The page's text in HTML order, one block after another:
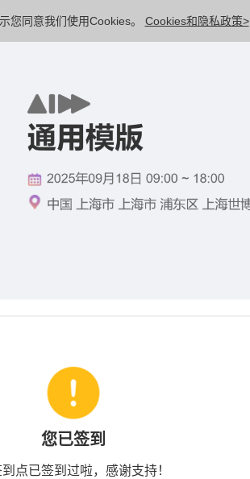
您同意我们使用Cookies。 Cookies和隐私政策>
您已签到
点已签到过啦，感谢支持！